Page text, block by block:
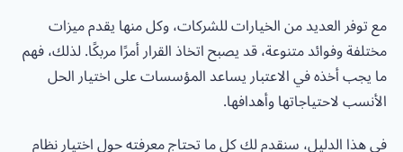
مع توفر العديد من الخيارات للشركات، وكل منها يقدم ميزات
مختلفة وفوائد متنوعة، قد يصبح اتخاذ القرار أمرًا مربكًا. لذلك، فهم
ما يجب أخذه في الاعتبار يساعد المؤسسات على اختيار الحل
الأنسب لاحتياجاتها وأهدافها.
في هذا الدليل، سنقدم لك كل ما تحتاج معرفته حول اختيار نظام